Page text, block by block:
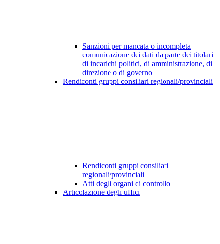
Sanzioni per mancata o incompleta
comunicazione dei dati da parte dei titolari
di incarichi politici, di amministrazione, di
direzione o di governo
Rendiconti gruppi consiliari regionali/provinciali
Rendiconti gruppi consiliari
regionali/provinciali
Atti degli organi di controllo
Articolazione degli uffici